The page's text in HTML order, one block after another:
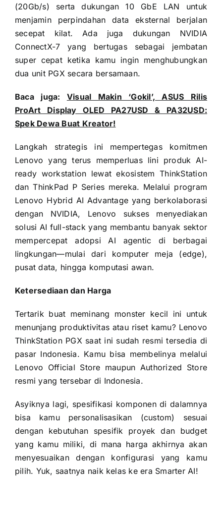
(20Gb/s) serta dukungan 10 GbE LAN untuk
menjamin perpindahan data eksternal berjalan
secepat kilat. Ada juga dukungan NVIDIA
ConnectX-7 yang bertugas sebagai jembatan
super cepat ketika kamu ingin menghubungkan
dua unit PGX secara bersamaan.
Baca juga: Visual Makin ‘Gokil’, ASUS Rilis
ProArt Display OLED PA27USD & PA32USD:
Spek Dewa Buat Kreator!
Langkah strategis ini mempertegas komitmen
Lenovo yang terus memperluas lini produk AI-
ready workstation lewat ekosistem ThinkStation
dan ThinkPad P Series mereka. Melalui program
Lenovo Hybrid AI Advantage yang berkolaborasi
dengan NVIDIA, Lenovo sukses menyediakan
solusi AI full-stack yang membantu banyak sektor
mempercepat adopsi AI agentic di berbagai
lingkungan—mulai dari komputer meja (edge),
pusat data, hingga komputasi awan.
Ketersediaan dan Harga
Tertarik buat meminang monster kecil ini untuk
menunjang produktivitas atau riset kamu? Lenovo
ThinkStation PGX saat ini sudah resmi tersedia di
pasar Indonesia. Kamu bisa membelinya melalui
Lenovo Official Store maupun Authorized Store
resmi yang tersebar di Indonesia.
Asyiknya lagi, spesifikasi komponen di dalamnya
bisa kamu personalisasikan (custom) sesuai
dengan kebutuhan spesifik proyek dan budget
yang kamu miliki, di mana harga akhirnya akan
menyesuaikan dengan konfigurasi yang kamu
pilih. Yuk, saatnya naik kelas ke era Smarter AI!